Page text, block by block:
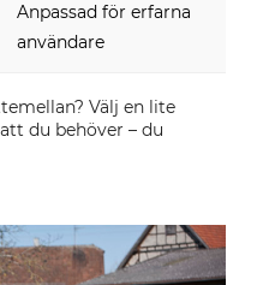
Anpassad för erfarna
användare
Välj en lite
du behöver – du